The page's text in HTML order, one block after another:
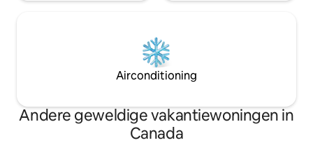
Airconditioning
Andere geweldige vakantiewoningen in
Canada